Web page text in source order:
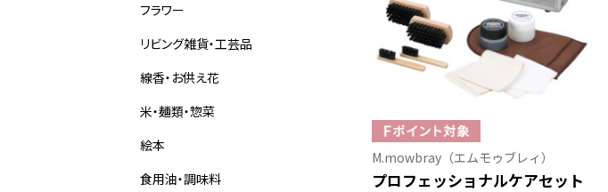
M.mowbray（エムモゥブレィ）
プロフェッショナルケアセット
フラワー
リビング雑貨・工芸品
線香・お供え花
米・麺類・惣菜
絵本
食用油・調味料